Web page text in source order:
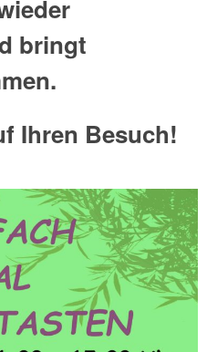
bringt
Ihren Besuch!